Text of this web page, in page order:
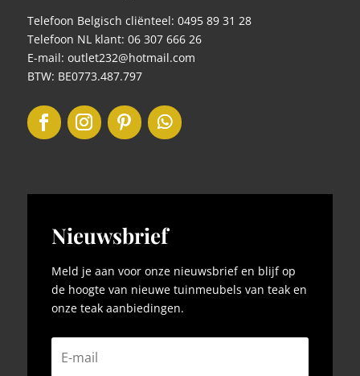
Telefoon Belgisch cliënteel: 0495 89 31 28
Telefoon NL klant: 06 307 666 26
E-mail: outlet232@hotmail.com
BTW: BE0773.487.797
Nieuwsbrief
Meld je aan voor onze nieuwsbrief en blijf op
de hoogte van nieuwe tuinmeubels van teak en
onze teak aanbiedingen.